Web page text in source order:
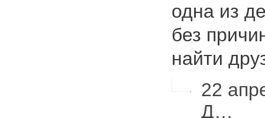
одна из
без
найти
22
Д…